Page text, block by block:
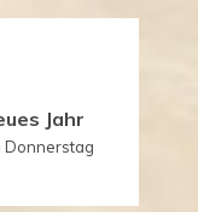
Jahr
Donnerstag